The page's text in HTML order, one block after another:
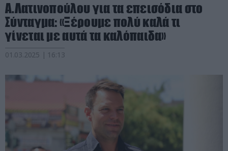
Α.Λατινοπούλου για τα επεισόδια στο
Σύνταγμα: «Ξέρουμε πολύ καλά τι
γίνεται με αυτά τα καλόπαιδα»
01.03.2025 | 16:13